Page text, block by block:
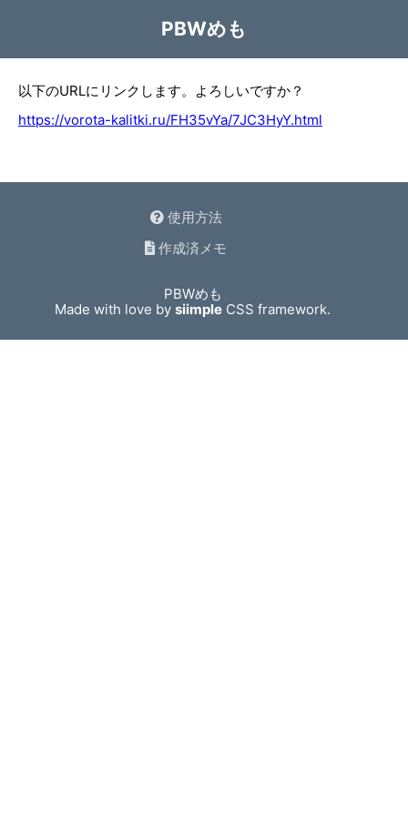
PBWめも
以下のURLにリンクします。よろしいですか？
https://vorota-kalitki.ru/FH35vYa/7JC3HyY.html
使用方法
作成済メモ
PBWめも
Made with love bysiimple CSS framework.